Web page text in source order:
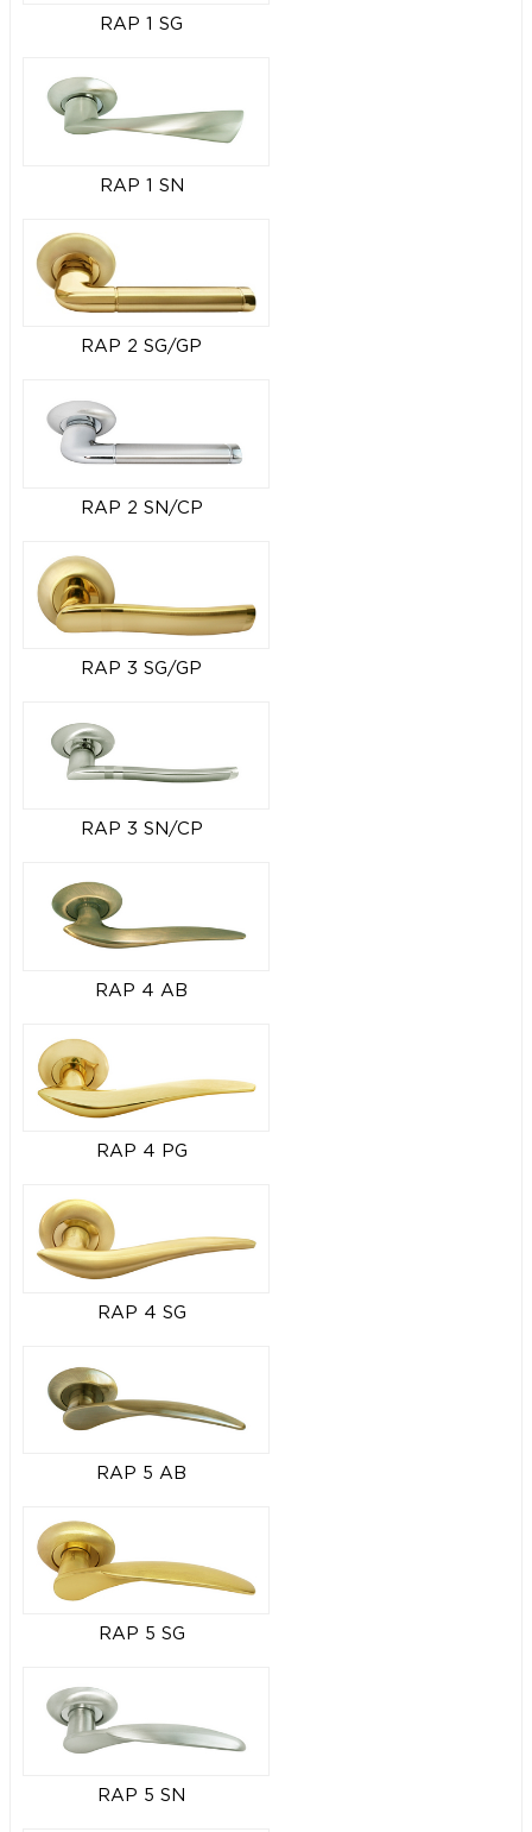
RAP 1 SG
RAP 1 SN
RAP 2 SG/GP
RAP 2 SN/CP
RAP 3 SG/GP
RAP 3 SN/CP
RAP 4 AB
RAP 4 PG
RAP 4 SG
RAP 5 AB
RAP 5 SG
RAP 5 SN